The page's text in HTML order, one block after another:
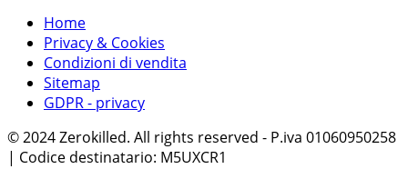
Home
Privacy & Cookies
Condizioni di vendita
Sitemap
GDPR - privacy
© 2024 Zerokilled. All rights reserved - P.iva 01060950258
| Codice destinatario: M5UXCR1